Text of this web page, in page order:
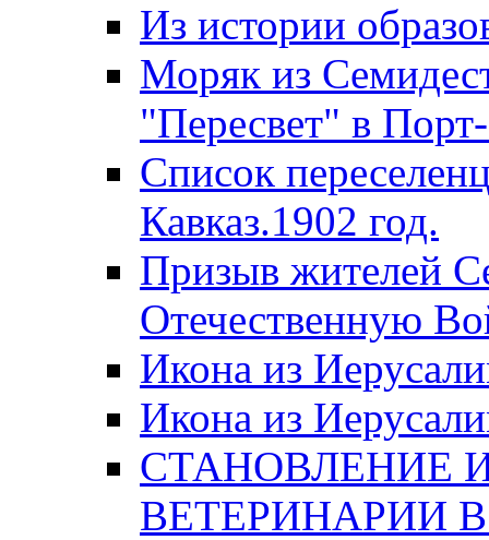
Из истории
Моряк из
"Пересвет" в
Список
Кавказ.1902 год.
Призыв жителей
Отечественную
Икона из
Икона из
СТАНОВЛЕНИЕ
ВЕТЕРИНАРИИ